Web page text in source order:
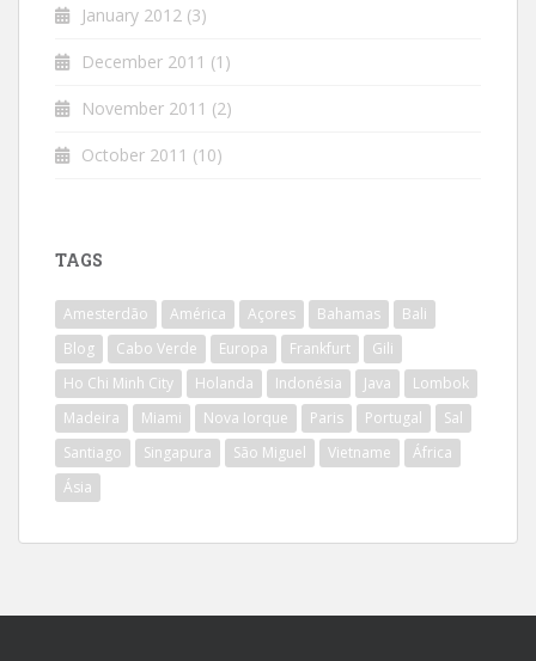
January 2012 (3)
December 2011 (1)
November 2011 (2)
October 2011 (10)
TAGS
Amesterdão América Açores Bahamas
Bali
Blog
Cabo Verde Europa Frankfurt
Gili
Ho Chi Minh City
Holanda Indonésia Java
Lombok
Madeira
Miami Nova Iorque Paris Portugal
Sal
Santiago
Singapura São Miguel Vietname
África
Ásia